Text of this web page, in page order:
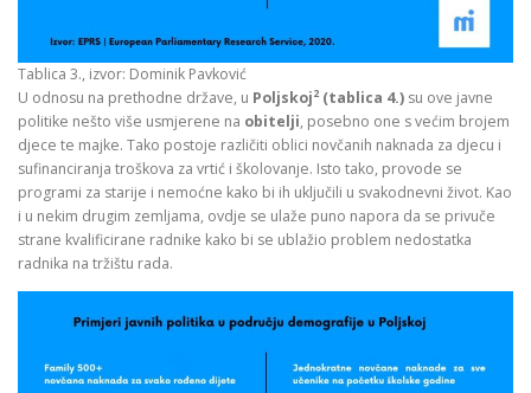
Tablica 3., izvor: Dominik Pavković
U odnosu na prethodne države, u Poljskoj2 (tablica 4.) su ove javne
politike nešto više usmjerene na obitelji, posebno one s većim brojem
djece te majke. Tako postoje različiti oblici novčanih naknada za djecu i
sufinanciranja troškova za vrtić i školovanje. Isto tako, provode se
programi za starije i nemoćne kako bi ih uključili u svakodnevni život. Kao
i u nekim drugim zemljama, ovdje se ulaže puno napora da se privuče
strane kvalificirane radnike kako bi se ublažio problem nedostatka
radnika na tržištu rada.